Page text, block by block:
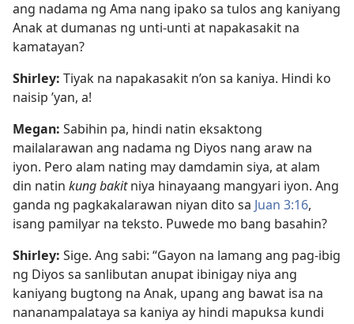
ang nadama ng Ama nang ipako sa tulos ang kaniyang
Anak at dumanas ng unti-unti at napakasakit na
kamatayan?
Shirley: Tiyak na napakasakit n’on sa kaniya. Hindi ko
naisip ’yan, a!
Megan: Sabihin pa, hindi natin eksaktong
mailalarawan ang nadama ng Diyos nang araw na
iyon. Pero alam nating may damdamin siya, at alam
din natin kung bakitniya hinayaang mangyari iyon. Ang
ganda ng pagkakalarawan niyan dito sa Juan 3:16,
isang pamilyar na teksto. Puwede mo bang basahin?
Shirley: Sige. Ang sabi: “Gayon na lamang ang pag-ibig
ng Diyos sa sanlibutan anupat ibinigay niya ang
kaniyang bugtong na Anak, upang ang bawat isa na
nananampalataya sa kaniya ay hindi mapuksa kundi